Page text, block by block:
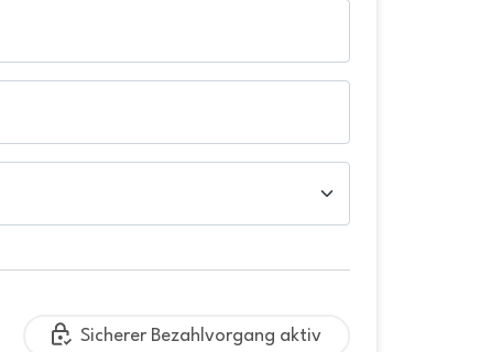
Sicherer Bezahlvorgang aktiv